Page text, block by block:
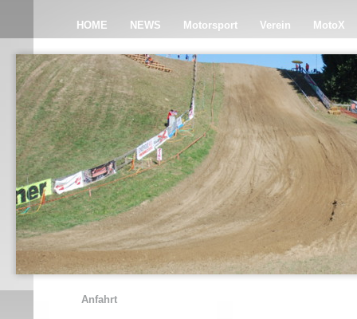
HOME NEWS Motorsport Verein MotoX
Anfahrt